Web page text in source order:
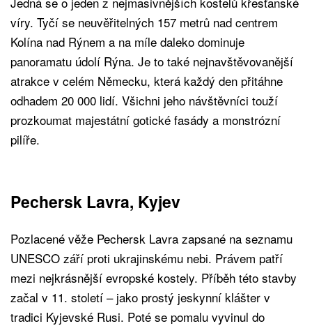
víry. Tyčí se neuvěřitelných 157 metrů nad centrem
Kolína nad Rýnem a na míle daleko dominuje
panoramatu údolí Rýna. Je to také nejnavštěvovanější
atrakce v celém Německu, která každý den přitáhne
odhadem 20 000 lidí. Všichni jeho návštěvníci touží
prozkoumat majestátní gotické fasády a monstrózní
pilíře.
Pechersk Lavra, Kyjev
Pozlacené věže Pechersk Lavra zapsané na seznamu
UNESCO září proti ukrajinskému nebi. Právem patří
mezi nejkrásnější evropské kostely. Příběh této stavby
začal v 11. století – jako prostý jeskynní klášter v
tradici Kyjevské Rusi. Poté se pomalu vyvinul do